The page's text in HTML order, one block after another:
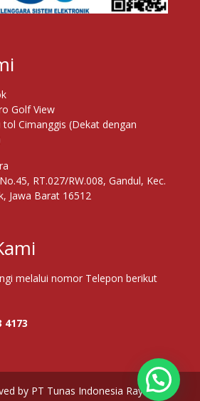
Golf View
Cimanggis (Dekat dengan
RT.027/RW.008, Gandul, Kec.
Jawa Barat 16512
melalui nomor Telepon berikut
4173
by PT Tunas Indonesia Raya